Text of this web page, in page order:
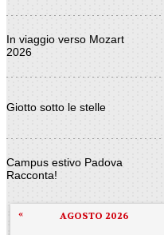
In viaggio verso Mozart
2026
Giotto sotto le stelle
Campus estivo Padova
Racconta!
AGOSTO 2026
«